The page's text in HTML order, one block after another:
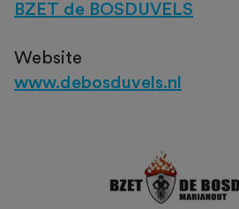
BZET de BOSDUVELS
Website
www.debosduvels.nl